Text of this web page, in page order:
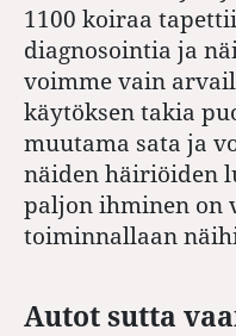
1100 koiraa
diagnosointia ja
voimme vain
käytöksen takia
muutama sata ja
näiden häiriöiden
paljon ihminen on
toiminnallaan
Autot sutta